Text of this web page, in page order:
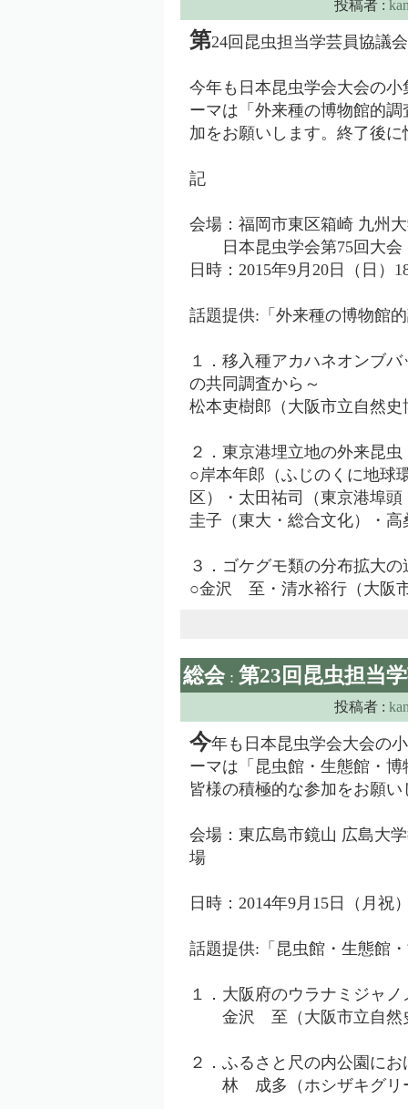
投稿者 :
第24回昆虫担当学芸員協議
今年も日本昆虫学会大会の
ーマは「外来種の博物館的
加をお願いします。終了後
記
会場：福岡市東区箱崎 九州
日本昆虫学会第75回大会
日時：2015年9月20日（日）
話題提供:「外来種の博物館
１．移入種アカハネオンブ
の共同調査から～
松本吏樹郎（大阪市立自然史
２．東京港埋立地の外来昆虫
○岸本年郎（ふじのくに地
区）・太田祐司（東京港埠
圭子（東大・総合文化）・
３．ゴケグモ類の分布拡大の
○金沢 至・清水裕行（大阪
総会: 第23回昆虫担当
投稿者 :
今年も日本昆虫学会大会の
ーマは「昆虫館・生態館・
皆様の積極的な参加をお願い
会場：東広島市鏡山 広島大
場
日時：2014年9月15日（月祝
話題提供:「昆虫館・生態館
１．大阪府のウラナミジャ
金沢 至（大阪市立自然
２．ふるさと尺の内公園に
林 成多（ホシザキグリ